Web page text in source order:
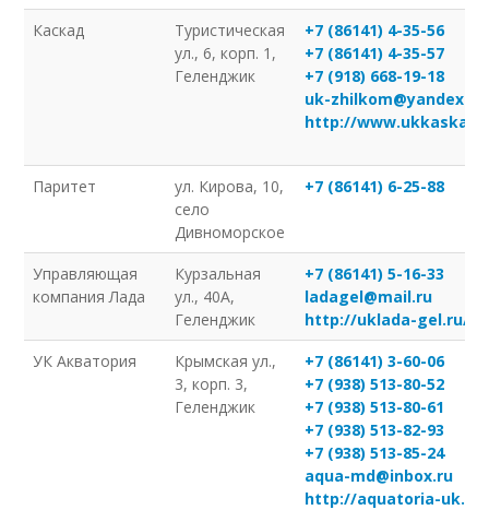
Каскад
Туристическая
ул., 6, корп. 1,
Геленджик
+7 (86141) 4-35-56
+7 (86141) 4-35-57
+7 (918) 668-19-18
uk-zhilkom@yandex.ru
http://
Паритет
ул. Кирова, 10,
село
Дивноморское
+7 (86141) 6-25-88
Управляющая
компания Лада
Курзальная
ул., 40А,
Геленджик
+7 (86141) 5-16-33
ladagel@mail.ru
http://uklada-gel.ru/
УК Акватория
Крымская ул.,
3, корп. 3,
Геленджик
+7 (86141) 3-60-06
+7 (938) 513-80-52
+7 (938) 513-80-61
+7 (938) 513-82-93
+7 (938) 513-85-24
aqua-md@inbox.ru
http://aquatoria-uk.ru/